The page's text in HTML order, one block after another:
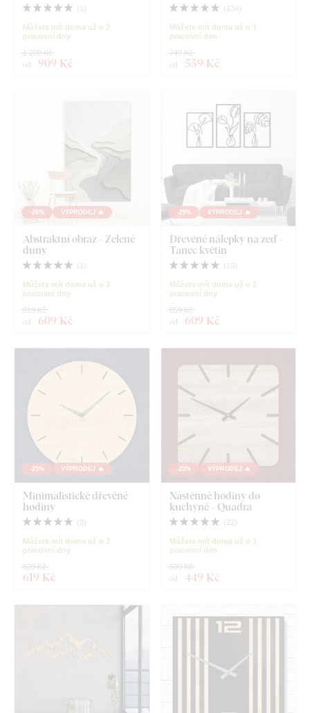
( 1 )
Můžete mít doma už o 2
pracovní dny
od 909 Kč
1 209 Kč
( 134)
Můžete mít doma už o 1
pracovní den
od 559 Kč
749 Kč
-26% VÝPRODEJ 🔥
Abstraktní obraz - Zelené
duny
( 1 )
Můžete mít doma už o 3
pracovní dny
od 609 Kč
819 Kč
-29% VÝPRODEJ 🔥
Dřevěné nálepky na zeď -
Tanec květin
( 18 )
Můžete mít doma už o 2
pracovní dny
od 609 Kč
859 Kč
-25% VÝPRODEJ 🔥
Minimalistické dřevěné
hodiny
( 9)
Můžete mít doma už o 2
pracovní dny
619 Kč
829 Kč
-25% VÝPRODEJ 🔥
Nástěnné hodiny do
kuchyně - Quadra
( 22)
Můžete mít doma už o 1
pracovní den
od 449 Kč
599 Kč